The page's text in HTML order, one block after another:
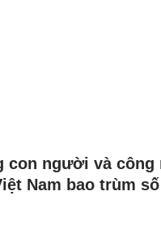
con người và công
Nam bao trùm số